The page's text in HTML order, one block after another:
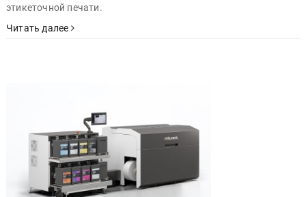
этикеточной печати.
Читать далее